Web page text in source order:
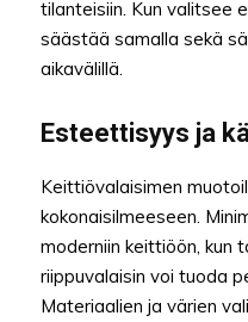
tilanteisiin. Kun valitsee
säästää samalla sekä
aikavälillä.
Esteettisyys ja
Keittiövalaisimen
kokonaisilmeeseen.
moderniin keittiöön, kun
riippuvalaisin voi tuoda
Materiaalien ja värien